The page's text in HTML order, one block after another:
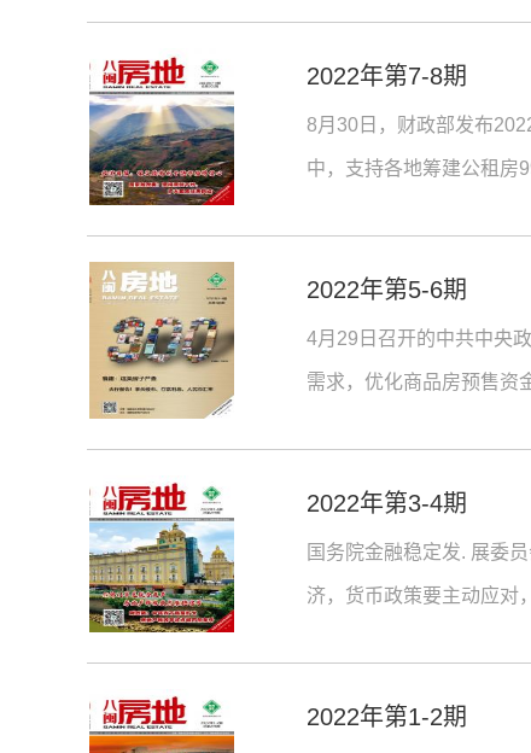
2022年第7-8期
8月30日，财政部发布
中，支持各地筹建公租房
2022年第5-6期
4月29日召开的中共中央
需求，优化商品房预售资
2022年第3-4期
国务院金融稳定发. 展委
济，货币政策要主动应对
2022年第1-2期